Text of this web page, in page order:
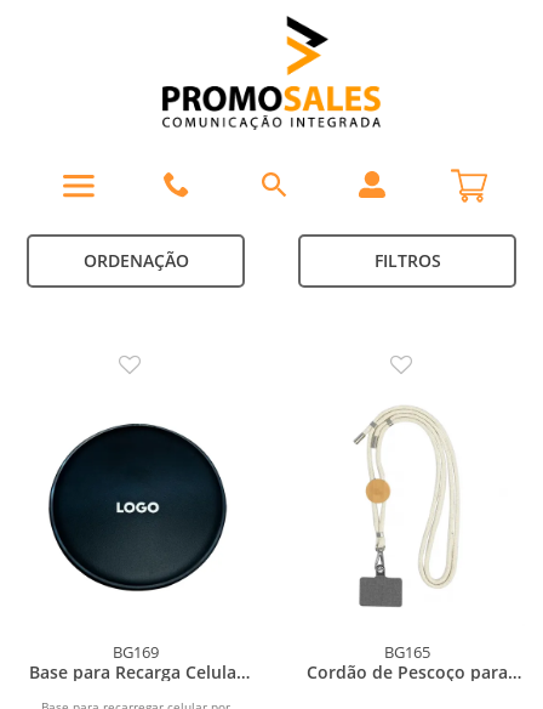
ORDENAÇÃO FILTROS
BG169
Base para Recarga Celular
BG165
Cordão de Pescoço para